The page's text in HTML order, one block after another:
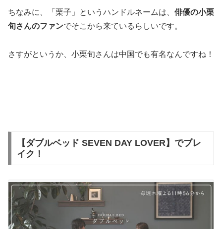
ちなみに、「栗子」というハンドルネームは、 俳優の小栗
旬さんのファンでそこから来ているらしいです。
さすがというか、小栗旬さんは中国でも有名なんですね！
【ダブルベッド SEVEN DAY LOVER】でブレ
イク！